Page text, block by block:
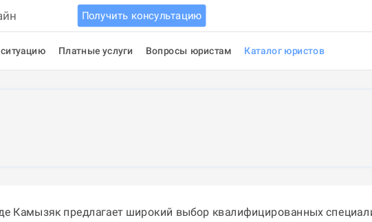
Получить консультацию
Платные услуги Вопросы юристам Каталог юристов
Камызяк предлагает широкий выбор квалифицированных